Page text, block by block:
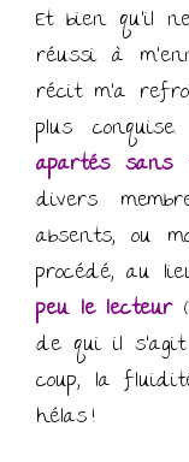
Et bien qu’il
réussi à
récit m’a
plus
apartés sans
divers
absents, ou
procédé, au
peu le lecteur
de qui il
coup, la
hélas !